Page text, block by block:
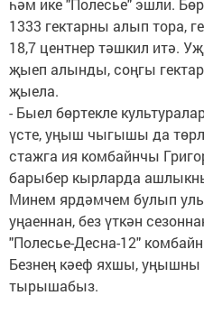
һәм ике "Полесье" эшли.
1333 гектарны алып тора,
18,7 центнер тәшкил итә.
җыеп алынды, соңгы
җыела.
- Быел бөртекле
үсте, уңыш чыгышы да
стажга ия комбайнчы
барыбер кырларда
Минем ярдәмчем булып
уңаеннан, без үткән
"Полесье-Десна-12"
Безнең кәеф яхшы,
тырышабыз.